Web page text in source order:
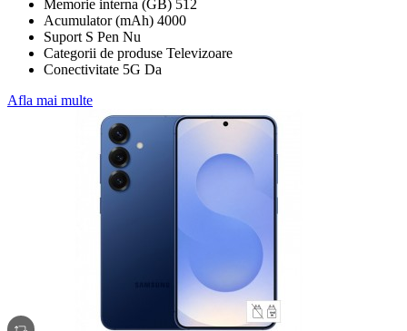
Memorie interna (GB) 512
Acumulator (mAh) 4000
Suport S Pen Nu
Categorii de produse Televizoare
Conectivitate 5G Da
Afla mai multe